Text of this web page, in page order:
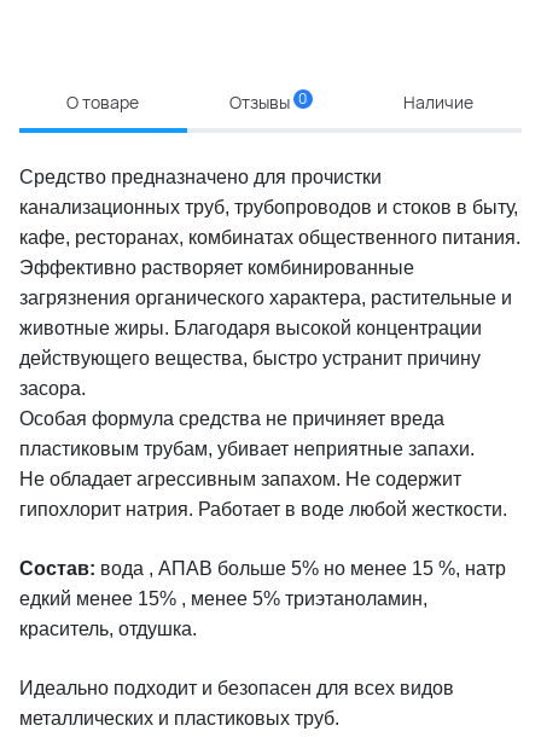
О товаре Отзывы 0 Наличие
Средство предназначено для прочистки
канализационных труб, трубопроводов и стоков в быту,
кафе, ресторанах, комбинатах общественного питания.
Эффективно растворяет комбинированные
загрязнения органического характера, растительные и
животные жиры. Благодаря высокой концентрации
действующего вещества, быстро устранит причину
засора.
Особая формула средства не причиняет вреда
пластиковым трубам, убивает неприятные запахи.
Не обладает агрессивным запахом. Не содержит
гипохлорит натрия. Работает в воде любой жесткости.
Состав: вода , АПАВ больше 5% но менее 15 %, натр
едкий менее 15% , менее 5% триэтаноламин,
краситель, отдушка.
Идеально подходит и безопасен для всех видов
металлических и пластиковых труб.